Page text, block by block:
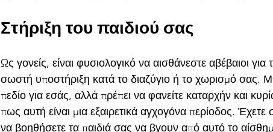
Στήριξη του παιδιού σας
Ως γονείς, είναι φυσιολογικό να αισθάνεστε αβέβαιοι
σωστή υποστήριξη κατά το διαζύγιο ή το χωρισμό σας.
πεδίο για εσάς, αλλά πρέπει να φανείτε καταρχήν και
πως αυτή είναι μια εξαιρετικά αγχογόνα περίοδος.
να βοηθήσετε τα παιδιά σας να βγουν από αυτό το